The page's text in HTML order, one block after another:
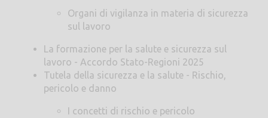
Organi di vigilanza in materia di sicurezza
sul lavoro
La formazione per la salute e sicurezza sul
lavoro - Accordo Stato-Regioni 2025
Tutela della sicurezza e la salute - Rischio,
pericolo e danno
I concetti di rischio e pericolo